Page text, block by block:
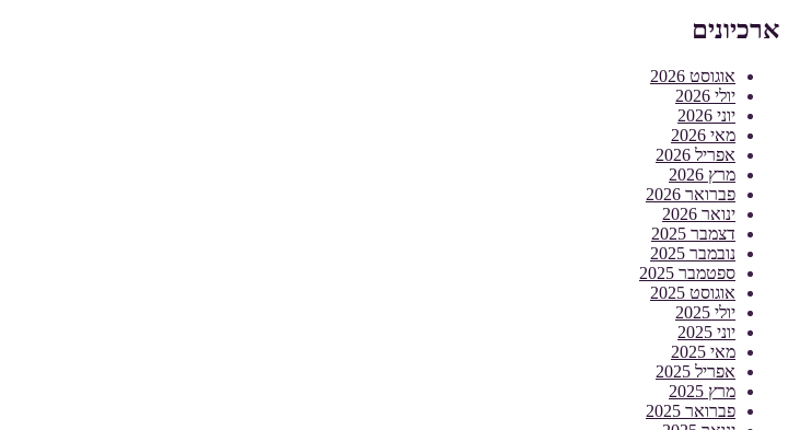
ארכיונים
אוגוסט 2026
יולי 2026
יוני 2026
מאי 2026
אפריל 2026
מרץ 2026
פברואר 2026
ינואר 2026
דצמבר 2025
נובמבר 2025
ספטמבר 2025
אוגוסט 2025
יולי 2025
יוני 2025
מאי 2025
אפריל 2025
מרץ 2025
פברואר 2025